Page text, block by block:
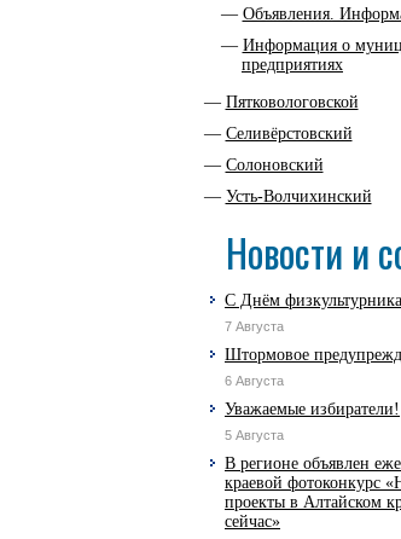
Объявления.
Информация о
предприятиях
Пятковологовской
Селивёрстовский
Солоновский
Усть-Волчихинский
Новости и
С Днём
7 Августа
Штормовое
6 Августа
Уважаемые избиратели!
5 Августа
В регионе объявлен
краевой фотоконкурс
проекты в Алтайском
сейчас»